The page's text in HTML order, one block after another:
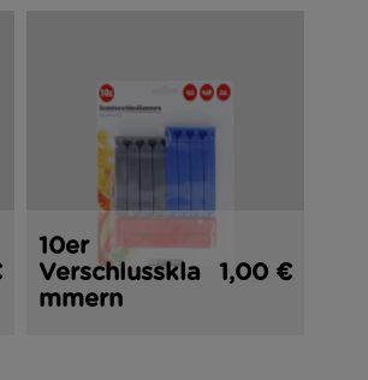
10er
Verschlusskla
mmern
1,00 €